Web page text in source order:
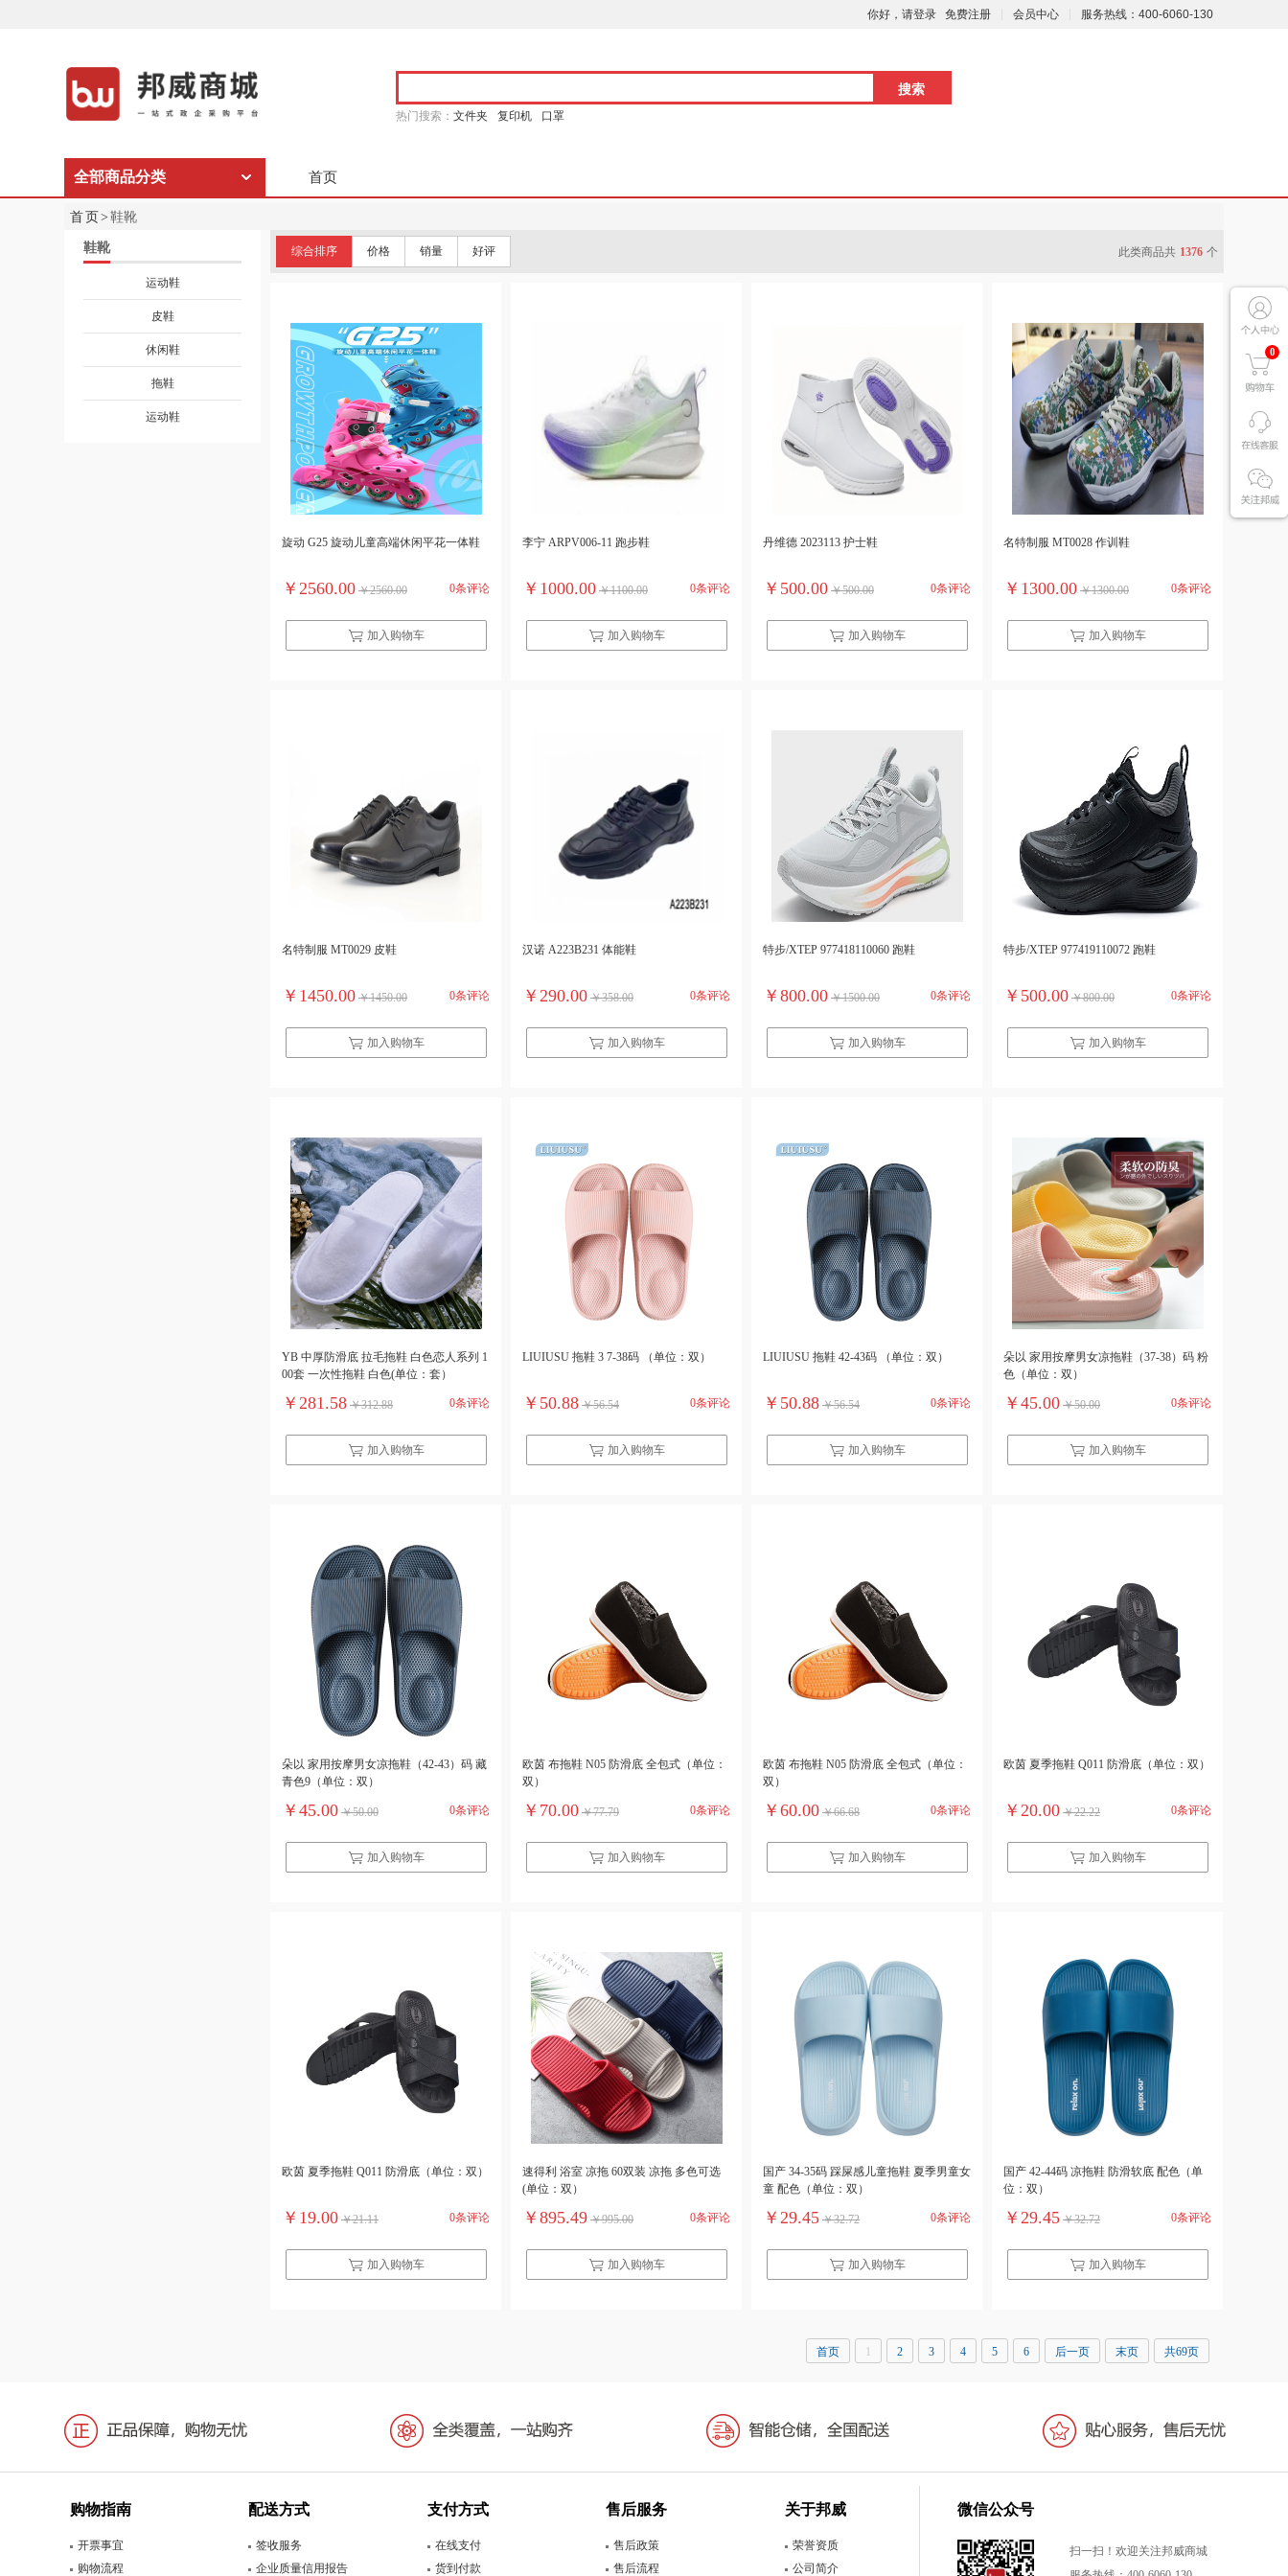
你好，请登录 免费注册 会员中心 服务热线：400-6060-130
热门搜索： 文件夹 复印机 口罩
0
全部商品分类 首页
首页> 鞋靴
鞋靴
运动鞋
皮鞋
休闲鞋
拖鞋
运动鞋
综合排序 价格 销量 好评 此类商品共 1376 个
旋动 G25 旋动儿童高端休闲平花一体鞋
￥2560.00 ￥2560.00 0条评论
加入购物车
李宁 ARPV006-11 跑步鞋
￥1000.00 ￥1100.00 0条评论
加入购物车
丹维德 2023113 护士鞋
￥500.00 ￥500.00 0条评论
加入购物车
名特制服 MT0028 作训鞋
￥1300.00 ￥1300.00 0条评论
加入购物车
名特制服 MT0029 皮鞋
￥1450.00 ￥1450.00 0条评论
加入购物车
汉诺 A223B231 体能鞋
￥290.00 ￥358.00 0条评论
加入购物车
特步/XTEP 977418110060 跑鞋
￥800.00 ￥1500.00 0条评论
加入购物车
特步/XTEP 977419110072 跑鞋
￥500.00 ￥800.00 0条评论
加入购物车
YB 中厚防滑底 拉毛拖鞋 白色恋人系列 1
00套 一次性拖鞋 白色(单位：套）
￥281.58 ￥312.88 0条评论
加入购物车
LIUIUSU 拖鞋 3 7-38码 （单位：双）
￥50.88 ￥56.54 0条评论
加入购物车
LIUIUSU 拖鞋 42-43码 （单位：双）
￥50.88 ￥56.54 0条评论
加入购物车
朵以 家用按摩男女凉拖鞋（37-38）码 粉
色（单位：双）
￥45.00 ￥50.00 0条评论
加入购物车
朵以 家用按摩男女凉拖鞋（42-43）码 藏
青色9（单位：双）
￥45.00 ￥50.00 0条评论
加入购物车
欧茵 布拖鞋 N05 防滑底 全包式（单位：
双）
￥70.00 ￥77.79 0条评论
加入购物车
欧茵 布拖鞋 N05 防滑底 全包式（单位：
双）
￥60.00 ￥66.68 0条评论
加入购物车
欧茵 夏季拖鞋 Q011 防滑底（单位：双）
￥20.00 ￥22.22 0条评论
加入购物车
欧茵 夏季拖鞋 Q011 防滑底（单位：双）
￥19.00 ￥21.11 0条评论
加入购物车
速得利 浴室 凉拖 60双装 凉拖 多色可选
(单位：双）
￥895.49 ￥995.00 0条评论
加入购物车
国产 34-35码 踩屎感儿童拖鞋 夏季男童女
童 配色（单位：双）
￥29.45 ￥32.72 0条评论
加入购物车
国产 42-44码 凉拖鞋 防滑软底 配色（单
位：双）
￥29.45 ￥32.72 0条评论
加入购物车
首页 2 3 4 5 6 后一页 末页 共69页
购物指南
开票事宜
购物流程
配送方式
签收服务
企业质量信用报告
支付方式
在线支付
货到付款
售后服务
售后政策
售后流程
关于邦威
荣誉资质
公司简介
微信公众号
扫一扫！欢迎关注邦威商城